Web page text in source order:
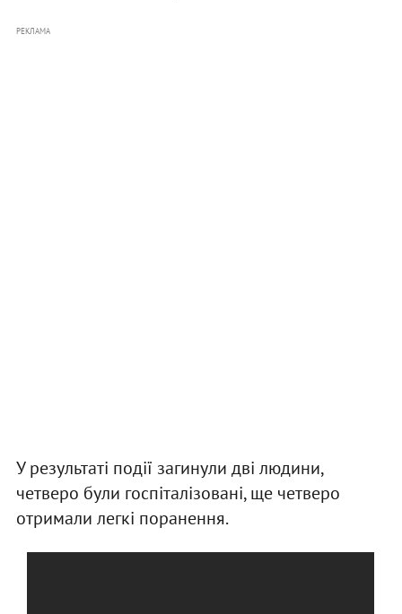
РЕКЛАМА
У результаті події загинули дві людини,
четверо були госпіталізовані, ще четверо
отримали легкі поранення.